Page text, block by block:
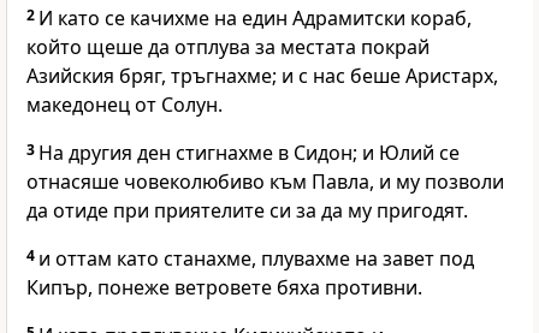
2 И като се качихме на един Адрамитски кораб,
който щеше да отплува за местата покрай
Азийския бряг, тръгнахме; и с нас беше Аристарх,
македонец от Солун.
3 На другия ден стигнахме в Сидон; и Юлий се
отнасяше човеколюбиво към Павла, и му позволи
да отиде при приятелите си за да му пригодят.
4 и оттам като станахме, плувахме на завет под
Кипър, понеже ветровете бяха противни.